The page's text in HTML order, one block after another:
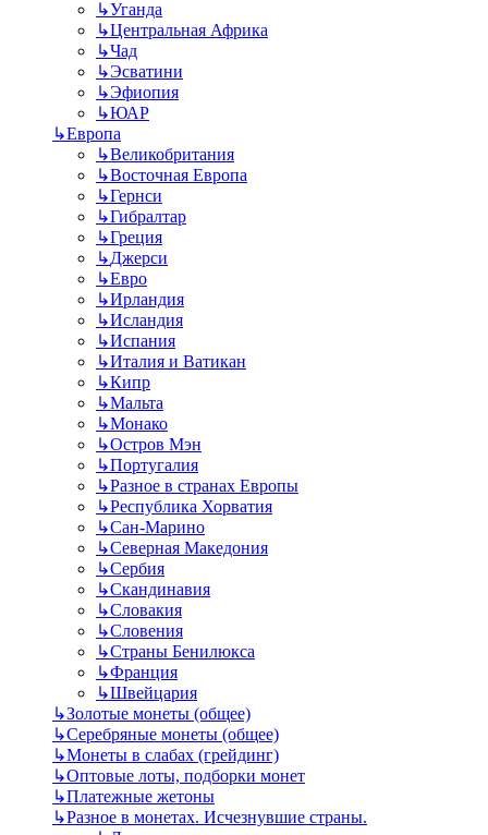
↳Уганда
↳Центральная Африка
↳Чад
↳Эсватини
↳Эфиопия
↳ЮАР
↳Европа
↳Великобритания
↳Восточная Европа
↳Гернси
↳Гибралтар
↳Греция
↳Джерси
↳Евро
↳Ирландия
↳Исландия
↳Испания
↳Италия и Ватикан
↳Кипр
↳Мальта
↳Монако
↳Остров Мэн
↳Португалия
↳Разное в странах Европы
↳Республика Хорватия
↳Сан-Марино
↳Северная Македония
↳Сербия
↳Скандинавия
↳Словакия
↳Словения
↳Страны Бенилюкса
↳Франция
↳Швейцария
↳Золотые монеты (общее)
↳Серебряные монеты (общее)
↳Монеты в слабах (грейдинг)
↳Оптовые лоты, подборки монет
↳Платежные жетоны
↳Разное в монетах. Исчезнувшие страны.